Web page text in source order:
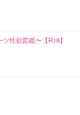
性欲図鑑〜【R18】